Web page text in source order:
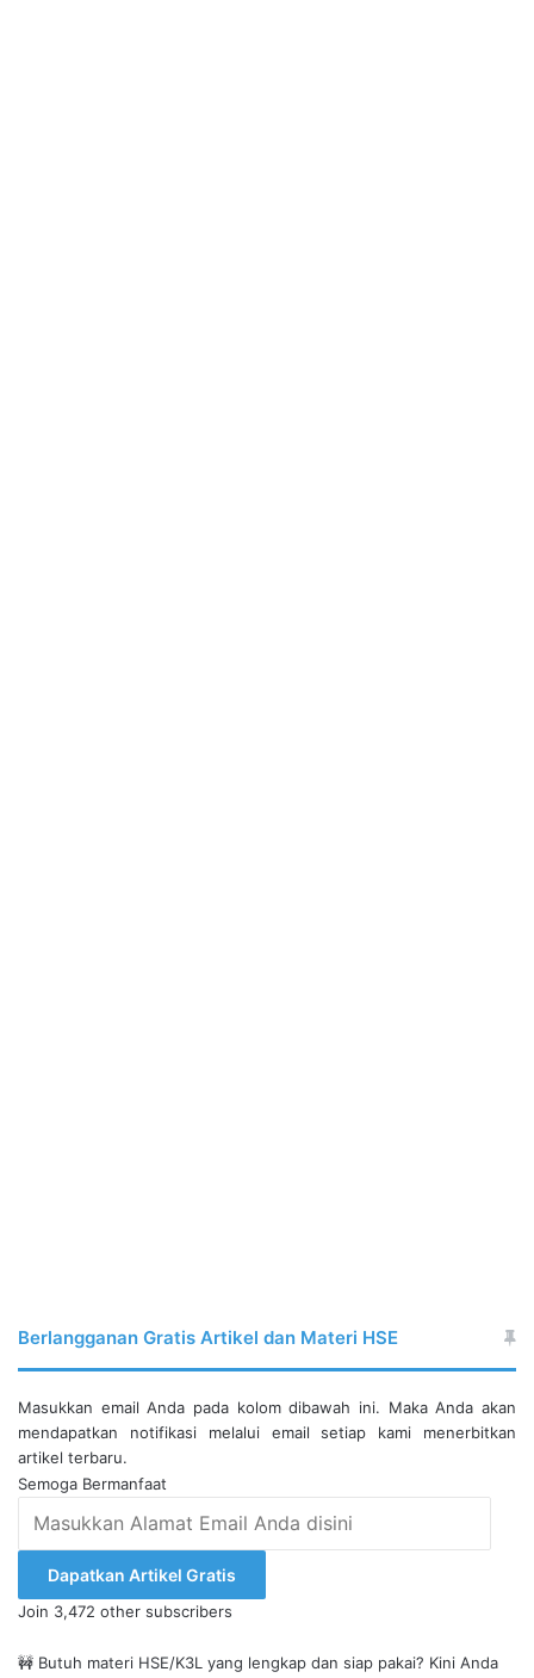
Berlangganan Gratis Artikel dan Materi HSE
Masukkan email Anda pada kolom dibawah ini. Maka Anda akan
mendapatkan notifikasi melalui email setiap kami menerbitkan
artikel terbaru.
Semoga Bermanfaat
Alamat
Anda
disini
Dapatkan Artikel Gratis
Join 3,472 other subscribers
🚧 Butuh materi HSE/K3L yang lengkap dan siap pakai? Kini Anda